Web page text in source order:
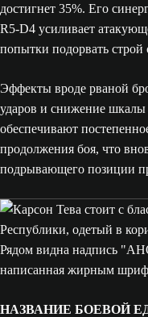
достигнет 35%. Его
R5-D4 усиливает
попытки подорвать строй
Эффекты вроде рваной
ударов и снижение шкалы
обеспечивают
продолжения боя, что
подрывающего позиции
НАЗВАНИЕ БОЕВОЙ